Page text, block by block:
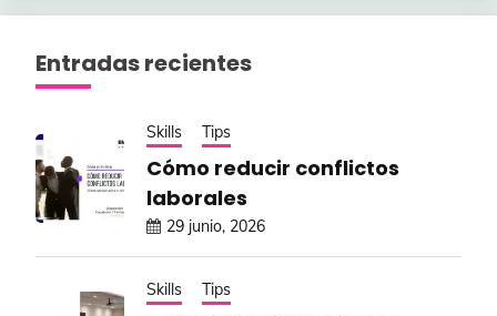
Entradas recientes
Skills Tips
Cómo reducir conflictos
laborales
29 junio, 2026
Skills Tips